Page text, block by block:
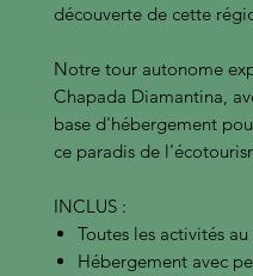
découverte de cette
Notre tour autonome
Chapada Diamantina,
base d'hébergement
ce paradis de
INCLUS :
Toutes les activités
Hébergement avec